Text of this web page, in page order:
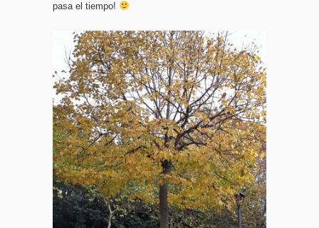
pasa el tiempo!